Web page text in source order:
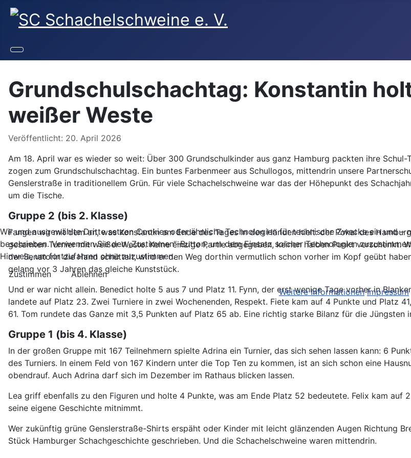
Grundschulschachtag: Konstantin
weißer Weste
Details
Veröffentlicht: 20. April 2026
Am 18. April war es wieder so weit: Über 300 Grundschulkinder aus ganz Hamburg packten ihre Schul-
zogen zum Grundschulschachtag. Ein buntes Farbenmeer aus Schullogos, mittendrin unsere
Genslerstraße in traditionellem Grün. Für viele Schachelschweine war das der Höhepunkt des
um die Tische.
Gruppe 2 (bis 2. Klasse)
Fangen wir mit dem an, was Konstantin am Ende des Tages in den Händen hielt: der Pokal des
gesamten Turnier mit weißer Weste. Keine einzige Partie abgegeben, keinen halben Punkt verschenkt.
der Senatorin die Hand schüttelt, wird er den Weg dorthin vermutlich schon vorher im Kopf geübt
gelang vor 3 Jahren das gleiche Kunststück.
Und er war nicht allein. Benedict holte 5 aus 7 und Platz 11. Fynn, der erst wenige Tage vorher in
landete auf Platz 23. Zwei Turniere in zwei Wochenenden, Respekt. Fiete kam auf 4 Punkte und Platz
61. Tom rundete das Ganze mit 3,5 Punkten auf Platz 65 ab. Eine richtig starke Bilanz für die Jüngsten
Gruppe 1 (bis 4. Klasse)
In der großen Gruppe mit 167 Teilnehmern spielte Adrina ein Turnier, das sich sehen lassen kann: 6
des Turniers. In einem Feld von 167 Kindern unter die Top Ten zu kommen, ist an sich schon eine
obendrauf. Auch Adrina darf sich im Dezember im Rathaus blicken lassen.
Lea griff ebenfalls zu den Figuren und holte 4 Punkte, was am Ende Platz 52 bedeutete. Felix kam auf
seine eigene Geschichte mitnimmt.
Wer zukünftig grüne Genslerstraße-Shirts erspäht oder Kinder mit leicht glänzenden Augen Richtung
Stück Hamburger Schachgeschichte geschrieben. Und die Schachelschweine waren mittendrin.
Wir und ausgewählte Dritte setzen Cookies oder ähnliche Technologien für technische Zwecke ein und
beschrieben. Verwenden Sie den „Zustimmen“-Button, um dem Einsatz solcher Technologien
Hinweis, um fortzufahren ohne zuzustimmen.
Zustimmen
Ablehnen
Weitere Informationen Impressum